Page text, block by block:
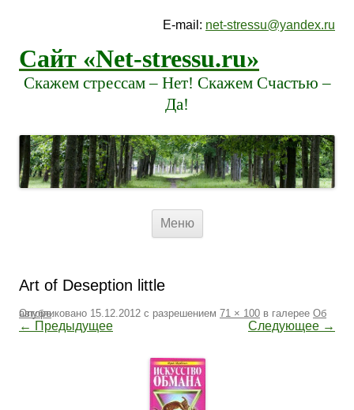
E-mail: net-stressu@yandex.ru
Сайт «Net-stressu.ru»
Скажем стрессам – Нет! Скажем Счастью –
Да!
Меню
Art of Deseption little
Опубликовано 15.12.2012 с разрешением 71 × 100 в галерее
Об авторе.
← Предыдущее Следующее →